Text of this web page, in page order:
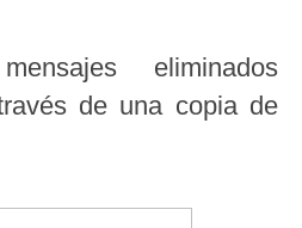
eliminados
de una copia de